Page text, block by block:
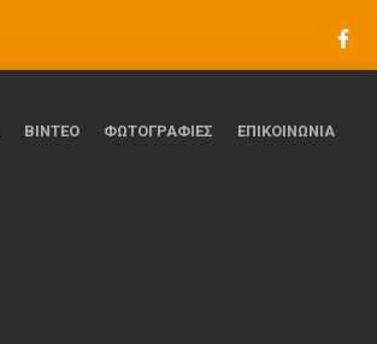
ΒΙΝΤΕΟ ΦΩΤΟΓΡΑΦΙΕΣ ΕΠΙΚΟΙΝΩΝΙΑ